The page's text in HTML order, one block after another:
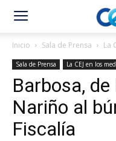
Inicio Sala de Prensa La
Sala de Prensa La CEJ en los
Barbosa,
Nariño al
Fiscalía